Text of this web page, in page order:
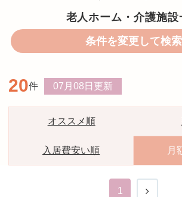
老人ホームを
円かについて
老人ホームの種類
スタッフ紹介
おすすめ施設特集 施設関係
老人ホーム・介護施設
条件を変更して検索
20件 07月08日 更新
オススメ順
入居費安い順 月
1